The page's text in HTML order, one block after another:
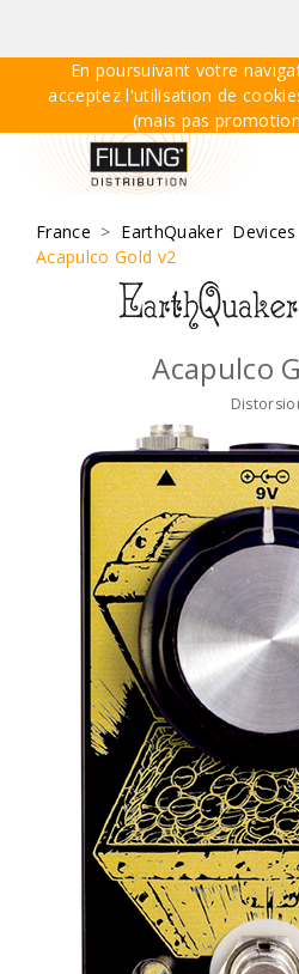
En poursuivant votre
acceptez l'utilisation de
(mais pas
France > EarthQuaker Devices
Acapulco Gold v2
Acapulco